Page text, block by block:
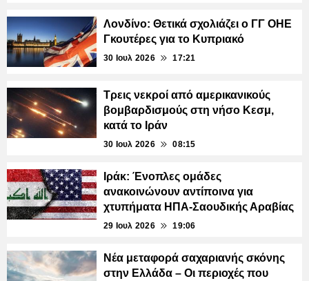
Λονδίνο: Θετικά σχολιάζει ο ΓΓ ΟΗΕ
Γκουτέρες για το Κυπριακό
30 Ιουλ 2026 17:21
Τρεις νεκροί από αμερικανικούς
βομβαρδισμούς στη νήσο Κεσμ,
κατά το Ιράν
30 Ιουλ 2026 08:15
Ιράκ: Ένοπλες ομάδες
ανακοινώνουν αντίποινα για
χτυπήματα ΗΠΑ-Σαουδικής Αραβίας
29 Ιουλ 2026 19:06
Νέα μεταφορά σαχαριανής σκόνης
στην Ελλάδα – Οι περιοχές που